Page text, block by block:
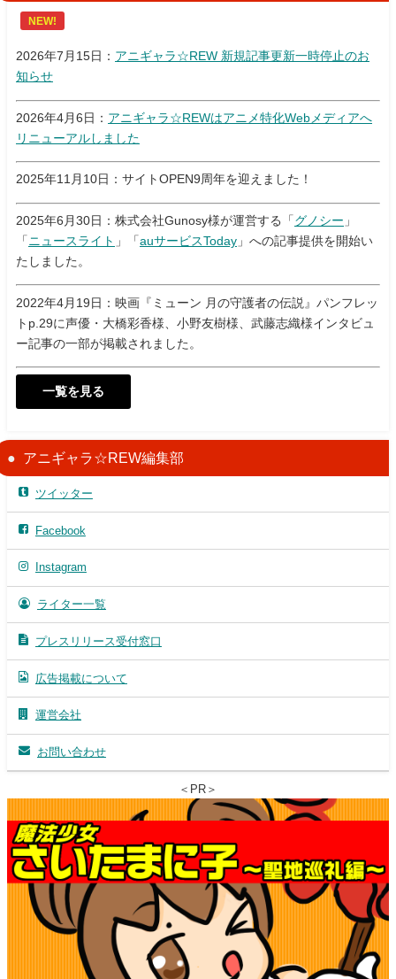
NEW!
2026年7月15日： アニギャラ☆REW 新規記事更新一時停止のお
知らせ
2026年4月6日： アニギャラ☆REWはアニメ特化Webメディアへ
リニューアルしました
2025年11月10日：サイトOPEN9周年を迎えました！
2025年6月30日：株式会社Gunosy様が運営する「 グノシー 」
「 ニュースライト 」「 auサービスToday 」への記事提供を開始い
たしました。
2022年4月19日：映画『ミューン 月の守護者の伝説』パンフレッ
トp.29に声優・大橋彩香様、小野友樹様、武藤志織様インタビュ
ー記事の一部が掲載されました。
一覧を見る
アニギャラ☆REW編集部
ツイッター
Facebook
Instagram
ライター一覧
プレスリリース受付窓口
広告掲載について
運営会社
お問い合わせ
＜PR＞